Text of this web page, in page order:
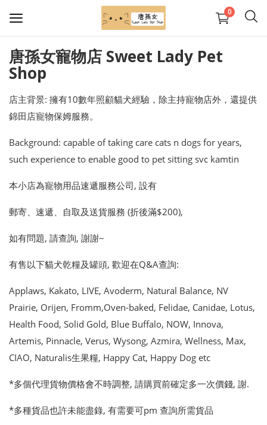
0
貓糧（乾糧） Cat dry food
狗糧(乾糧）
寵物美容
我的最愛
聯絡我們
註冊
Language
English 繁體中文
唐孫女寵物店 Sweet Lady Pet
Shop
店主背景: 擁有10數年照顧貓犬經驗，除主持寵物店外，還提供
錦田店寵物保姆服務。
Background: capable of taking care cats n dogs for years,
such experience to enable good to pet sitting svc kamtin
本小店為寵物用品速遞服務公司, 設有
郵寄、速遞、自取及送貨服務 (折後滿$200),
如有問題, 請查詢, 謝謝~
有售以下貓犬乾糧及罐頭, 歡迎在Q&A查詢:
Applaws, Kakato, LIVE, Avoderm, Natural Balance, NV
Prairie, Orijen, Fromm,Oven-baked, Felidae, Canidae, Lotus,
Health Food, Solid Gold, Blue Buffalo, NOW, Innova,
Artemis, Pinnacle, Verus, Wysong, Azmira, Wellness, Max,
CIAO, Naturalis生果糧, Happy Cat, Happy Dog etc
*多個代理貨物價格會不時調整, 請購買前確定多一次價錢, 謝.
*多種貨品也許未能盡錄, 有需要可pm 查詢所需貨品